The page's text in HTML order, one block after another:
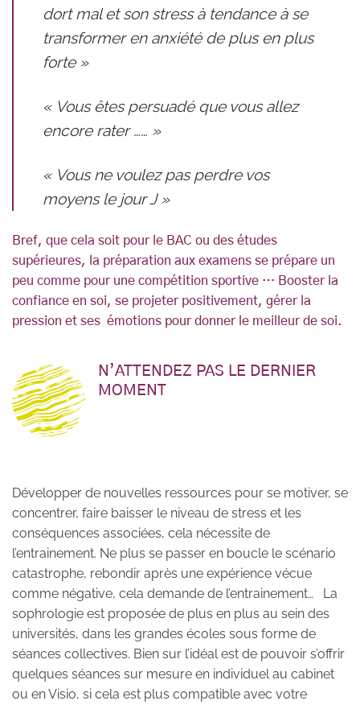
dort mal et son stress à tendance à se
transformer en anxiété de plus en plus
forte »
« Vous êtes persuadé que vous allez
encore rater …… »
« Vous ne voulez pas perdre vos
moyens le jour J »
Bref, que cela soit pour le BAC ou des études
supérieures, la préparation aux examens se prépare un
peu comme pour une compétition sportive … Booster la
confiance en soi, se projeter positivement, gérer la
pression et ses émotions pour donner le meilleur de soi.
N’ATTENDEZ PAS LE DERNIER
MOMENT
Développer de nouvelles ressources pour se motiver, se
concentrer, faire baisser le niveau de stress et les
conséquences associées, cela nécessite de
l’entrainement. Ne plus se passer en boucle le scénario
catastrophe, rebondir après une expérience vécue
comme négative, cela demande de l’entrainement…
La
sophrologie est proposée de plus en plus au sein des
universités, dans les grandes écoles sous forme de
séances collectives. Bien sur l’idéal est de pouvoir s’offrir
quelques séances sur mesure en individuel au cabinet
ou en Visio, si cela est plus compatible avec votre